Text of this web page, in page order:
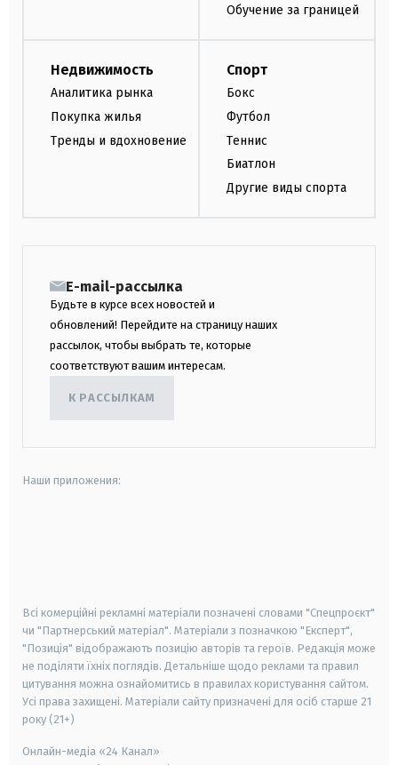
Обучение за границей
Недвижимость
Аналитика рынка
Покупка жилья
Тренды и вдохновение
Спорт
Бокс
Футбол
Теннис
Биатлон
Другие виды спорта
E-mail-рассылка
Будьте в курсе всех новостей и
обновлений! Перейдите на страницу наших
рассылок, чтобы выбрать те, которые
соответствуют вашим интересам.
К РАССЫЛКАМ
Наши приложения:
Всі комерційні рекламні матеріали позначені словами "Спецпроєкт"
чи "Партнерський матеріал". Матеріали з позначкою "Експерт",
"Позиція" відображають позицію авторів та героїв. Редакція може
не поділяти їхніх поглядів. Детальніше щодо реклами та правил
цитування можна ознайомитись в правилах користування сайтом.
Усі права захищені. Матеріали сайту призначені для осіб старше 21
року (21+)
Онлайн-медіа «24 Канал»